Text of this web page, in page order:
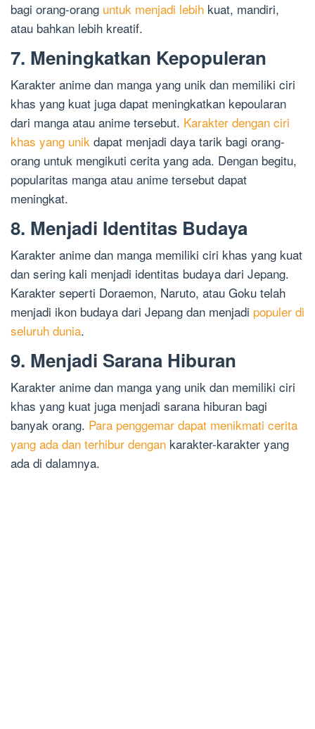
bagi orang-orang untuk menjadi lebih kuat, mandiri,
atau bahkan lebih kreatif.
7. Meningkatkan Kepopuleran
Karakter anime dan manga yang unik dan memiliki ciri
khas yang kuat juga dapat meningkatkan kepoularan
dari manga atau anime tersebut. Karakter dengan ciri
khas yang unik dapat menjadi daya tarik bagi orang-
orang untuk mengikuti cerita yang ada. Dengan begitu,
popularitas manga atau anime tersebut dapat
meningkat.
8. Menjadi Identitas Budaya
Karakter anime dan manga memiliki ciri khas yang kuat
dan sering kali menjadi identitas budaya dari Jepang.
Karakter seperti Doraemon, Naruto, atau Goku telah
menjadi ikon budaya dari Jepang dan menjadi populer di
seluruh dunia.
9. Menjadi Sarana Hiburan
Karakter anime dan manga yang unik dan memiliki ciri
khas yang kuat juga menjadi sarana hiburan bagi
banyak orang. Para penggemar dapat menikmati cerita
yang ada dan terhibur dengan karakter-karakter yang
ada di dalamnya.